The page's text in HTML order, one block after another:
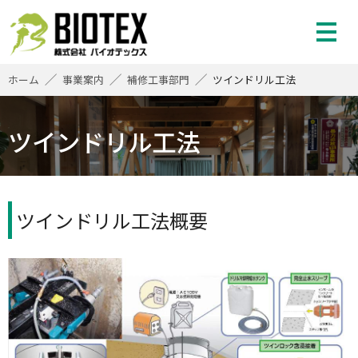
ホーム 事業案内 補修工事部門 ツインドリル工法
ツインドリル工法
ツインドリル工法概要